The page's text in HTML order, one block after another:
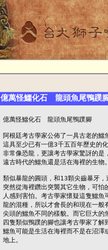
億萬怪鱷化石 龍頭魚尾鴨蹼
億萬怪鱷化石　龍頭魚尾鴨蹼腳
阿根廷考古學家公佈了一具古老的鱷
這具至少已有一億3千五百年歷史的
非常像恐龍，更讓考古學家驚訝的是
遠古時代的鱷魚還是活在海裡的生物
類似暴龍的圓頭，和13顆尖齒暴牙，
突然從海裡鑽出突襲其它生物，可怕
人感到害怕。考古學家懷疑這隻鱷魚
龍的混種，所以才會長的和現在一般
尖頭的鱷魚不同的樣貌。而它巨大的
四隻類似鴨蹼的腳也讓考古學家了解
鱷魚可能是生活在海裡而不是在沼澤
地上。